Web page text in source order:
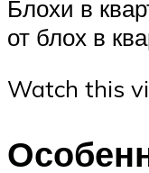
Блохи в
от блох в
Watch this